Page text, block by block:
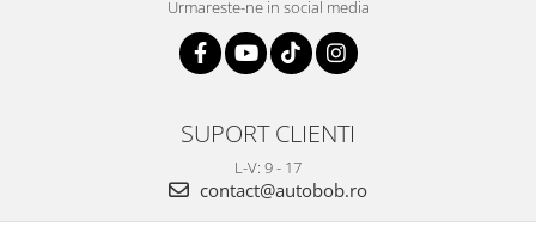
Urmareste-ne in social media
SUPORT CLIENTI
L-V: 9 - 17
contact@autobob.ro